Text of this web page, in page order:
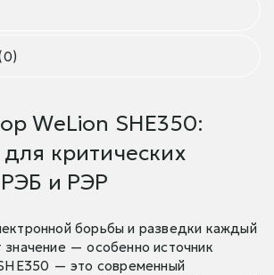
WeLion SHE350:
критических
и РЭР
борьбы и разведки каждый
— особенно источник
— это современный